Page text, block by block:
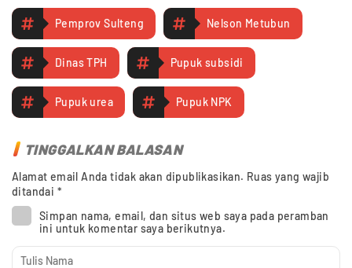
Pemprov Sulteng Nelson Metubun
Dinas TPH Pupuk subsidi
Pupuk urea Pupuk NPK
TINGGALKAN BALASAN
Alamat email Anda tidak akan dipublikasikan. Ruas yang wajib
ditandai *
Simpan nama, email, dan situs web saya pada peramban
ini untuk komentar saya berikutnya.